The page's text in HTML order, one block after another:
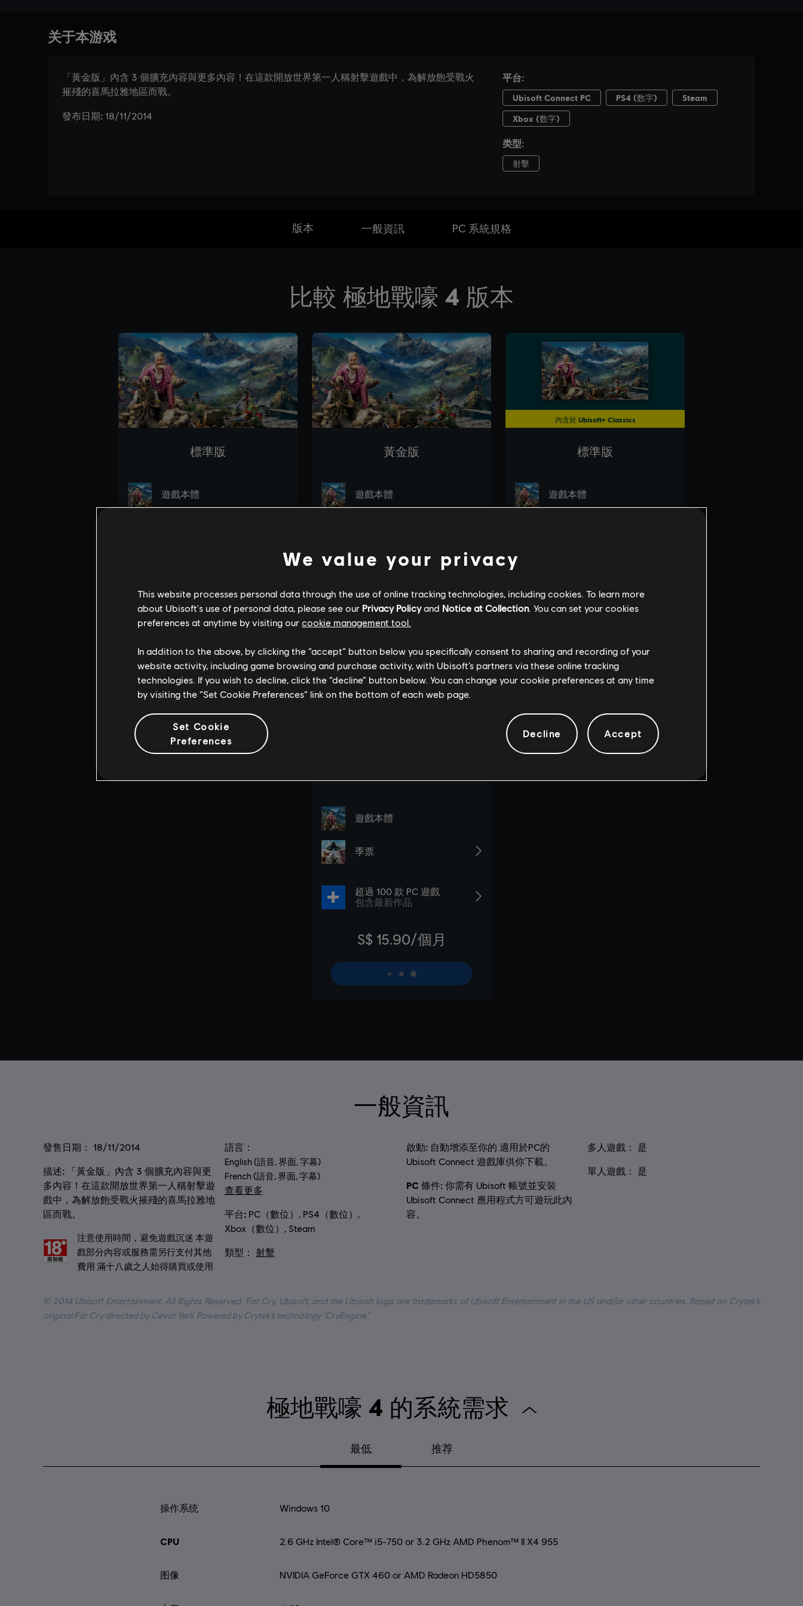
版本 一般資訊 PC 系統規格
一般資訊
發售日期： 18/11/2014
描述:
「黃金版」內含 3 個擴充內容與更
多內容！在這款開放世界第一人稱射擊遊
戲中，為解放飽受戰火摧殘的喜馬拉雅地
區而戰。
分級：
注意使用時間，避免遊戲沉迷 本遊
戲部分內容或服務需另行支付其他
費用 滿十八歲之人始得購買或使用
語言：
English (語音, 界面, 字幕)
French (語音, 界面, 字幕)
查看更多
平台: PC（數位）, PS4（數位）,
Xbox（數位）, Steam
類型： 射擊
啟動: 自動增添至你的 適用於PC的
Ubisoft Connect 遊戲庫供你下載。
PC 條件: 你需有 Ubisoft 帳號並安裝
Ubisoft Connect 應用程式方可遊玩此內
容。
多人遊戲： 是
單人遊戲： 是
© 2014 Ubisoft Entertainment. All Rights Reserved. Far Cry, Ubisoft, and the Ubisoft logo are trademarks of Ubisoft Entertainment in the US and/or other countries. Based on Crytek’s
original Far Cry directed by Cevat Yerli. Powered by Crytek’s technology “CryEngine.”
極地戰嚎 4 的系統需求
最低 推荐
操作系统 Windows 10
CPU 2.6 GHz Intel® Core™ i5-750 or 3.2 GHz AMD Phenom™ II X4 955
图像 NVIDIA GeForce GTX 460 or AMD Radeon HD5850
We value your privacy
This website processes personal data through the use of online tracking technologies, including cookies. To learn more
about Ubisoft's use of personal data, please see our Privacy Policyand Notice at Collection. You can set your cookies
preferences at anytime by visiting our cookie management tool.
In addition to the above, by clicking the “accept” button below you specifically consent to sharing and recording of your
website activity, including game browsing and purchase activity, with Ubisoft’s partners via these online tracking
technologies. If you wish to decline, click the “decline” button below. You can change your cookie preferences at any time
by visiting the “Set Cookie Preferences” link on the bottom of each web page.
Set Cookie
Preferences
Decline Accept